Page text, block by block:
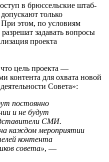
в брюссельские штаб-
только
этом, по условиям
задавать вопросы
проекта
цель проекта —
контента для охвата новой
Совета»:
постоянно
и не будут
СМИ.
каждом мероприятии
контента
совета», —